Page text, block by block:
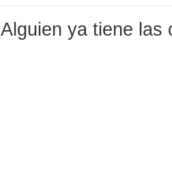
Alguien ya tiene las